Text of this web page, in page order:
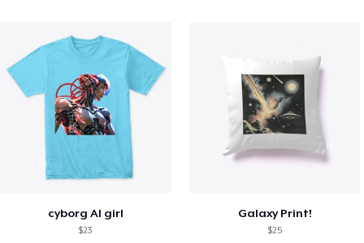
cyborg AI girl
$23
Galaxy Print!
$25